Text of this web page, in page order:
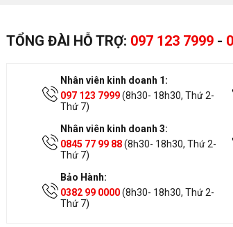
TỔNG ĐÀI HỖ TRỢ: 097 123 7999 -
Nhân viên kinh doanh 1:
097 123 7999(8h30- 18h30, Thứ 2-
Thứ 7)
Nhân viên kinh doanh 3:
0845 77 99 88(8h30- 18h30, Thứ 2-
Thứ 7)
Bảo Hành:
0382 99 0000(8h30- 18h30, Thứ 2-
Thứ 7)